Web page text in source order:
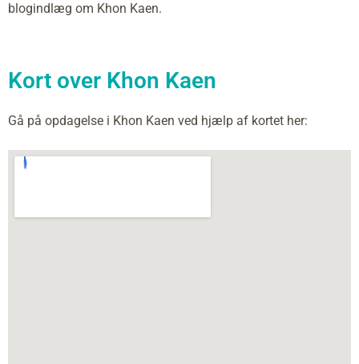
blogindlæg om Khon Kaen.
Kort over Khon Kaen
Gå på opdagelse i Khon Kaen ved hjælp af kortet her: